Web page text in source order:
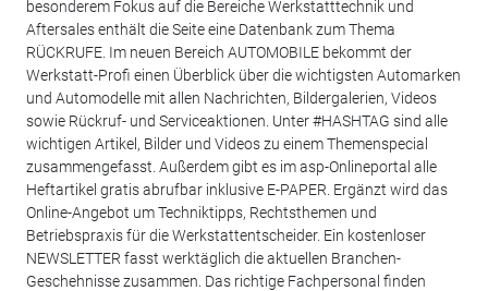
besonderem Fokus auf die Bereiche Werkstatttechnik und
Aftersales enthält die Seite eine Datenbank zum Thema
RÜCKRUFE. Im neuen Bereich AUTOMOBILE bekommt der
Werkstatt-Profi einen Überblick über die wichtigsten Automarken
und Automodelle mit allen Nachrichten, Bildergalerien, Videos
sowie Rückruf- und Serviceaktionen. Unter #HASHTAG sind alle
wichtigen Artikel, Bilder und Videos zu einem Themenspecial
zusammengefasst. Außerdem gibt es im asp-Onlineportal alle
Heftartikel gratis abrufbar inklusive E-PAPER. Ergänzt wird das
Online-Angebot um Techniktipps, Rechtsthemen und
Betriebspraxis für die Werkstattentscheider. Ein kostenloser
NEWSLETTER fasst werktäglich die aktuellen Branchen-
Geschehnisse zusammen. Das richtige Fachpersonal finden